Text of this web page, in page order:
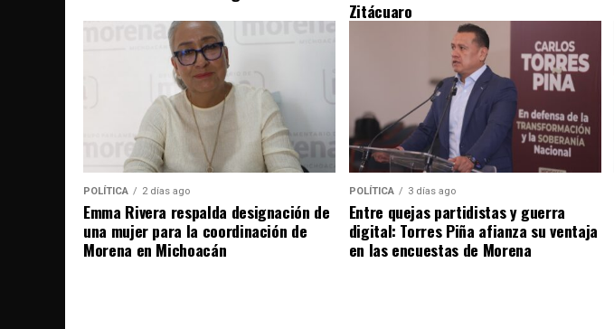
Zitácuaro
POLÍTICA 2 días ago
Emma Rivera respalda designación de
una mujer para la coordinación de
Morena en Michoacán
POLÍTICA 3 días ago
Entre quejas partidistas y guerra
digital: Torres Piña afianza su ventaja
en las encuestas de Morena